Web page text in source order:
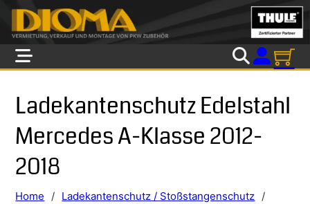
Skip to main content
Skip to footer
Ladekantenschutz Edelstahl
Mercedes A-Klasse 2012-
2018
Home / Ladekantenschutz / Stoßstangenschutz /